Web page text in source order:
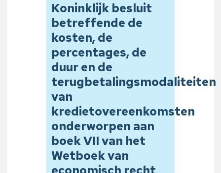
Koninklijk besluit
betreffende de
kosten, de
percentages, de
duur en de
terugbetalingsmodaliteiten
van
kredietovereenkomsten
onderworpen aan
boek VII van het
Wetboek van